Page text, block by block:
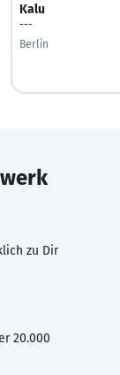
Kalu
---
Berlin
zu Dir
20.000